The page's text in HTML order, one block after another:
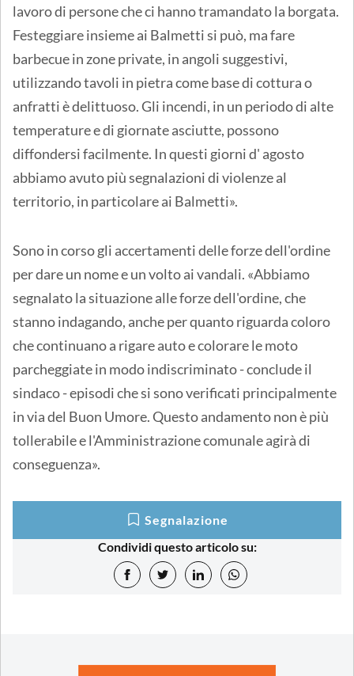
lavoro di persone che ci hanno tramandato la borgata.
Festeggiare insieme ai Balmetti si può, ma fare
barbecue in zone private, in angoli suggestivi,
utilizzando tavoli in pietra come base di cottura o
anfratti è delittuoso. Gli incendi, in un periodo di alte
temperature e di giornate asciutte, possono
diffondersi facilmente. In questi giorni d' agosto
abbiamo avuto più segnalazioni di violenze al
territorio, in particolare ai Balmetti».
Sono in corso gli accertamenti delle forze dell'ordine
per dare un nome e un volto ai vandali. «Abbiamo
segnalato la situazione alle forze dell'ordine, che
stanno indagando, anche per quanto riguarda coloro
che continuano a rigare auto e colorare le moto
parcheggiate in modo indiscriminato - conclude il
sindaco - episodi che si sono verificati principalmente
in via del Buon Umore. Questo andamento non è più
tollerabile e l'Amministrazione comunale agirà di
conseguenza».
Segnalazione
Condividi questo articolo su: